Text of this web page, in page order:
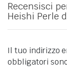
Recensisci
Heishi Perle
Il tuo indirizzo
obbligatori